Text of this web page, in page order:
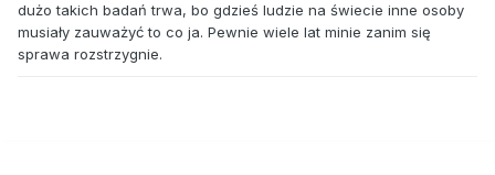
dużo takich badań trwa, bo gdzieś ludzie na świecie inne osoby
musiały zauważyć to co ja. Pewnie wiele lat minie zanim się
sprawa rozstrzygnie.